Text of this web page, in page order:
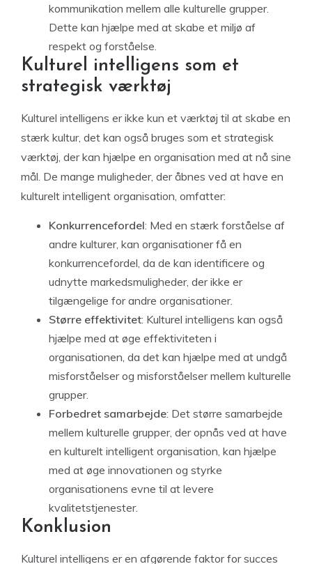
kommunikation mellem alle kulturelle grupper.
Dette kan hjælpe med at skabe et miljø af
respekt og forståelse.
Kulturel intelligens som et
strategisk værktøj
Kulturel intelligens er ikke kun et værktøj til at skabe en
stærk kultur, det kan også bruges som et strategisk
værktøj, der kan hjælpe en organisation med at nå sine
mål. De mange muligheder, der åbnes ved at have en
kulturelt intelligent organisation, omfatter:
Konkurrencefordel: Med en stærk forståelse af
andre kulturer, kan organisationer få en
konkurrencefordel, da de kan identificere og
udnytte markedsmuligheder, der ikke er
tilgængelige for andre organisationer.
Større effektivitet: Kulturel intelligens kan også
hjælpe med at øge effektiviteten i
organisationen, da det kan hjælpe med at undgå
misforståelser og misforståelser mellem kulturelle
grupper.
Forbedret samarbejde: Det større samarbejde
mellem kulturelle grupper, der opnås ved at have
en kulturelt intelligent organisation, kan hjælpe
med at øge innovationen og styrke
organisationens evne til at levere
kvalitetstjenester.
Konklusion
Kulturel intelligens er en afgørende faktor for succes